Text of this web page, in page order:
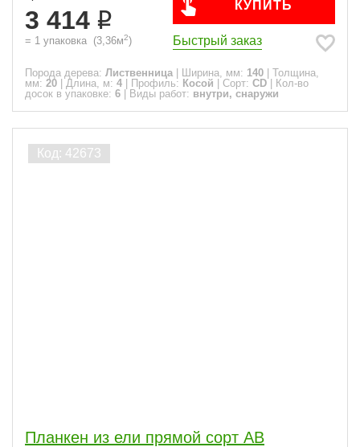
3 414
= 1 упаковка (3,36м2)
КУПИТЬ
Быстрый заказ
Порода дерева: Лиственница Ширина, мм: 140
Толщина,
мм: 20 Длина, м: 4 Профиль: Косой Сорт: CD
Кол-во
досок в упаковке: 6 Виды работ: внутри, снаружи
Планкен из ели прямой сорт АВ